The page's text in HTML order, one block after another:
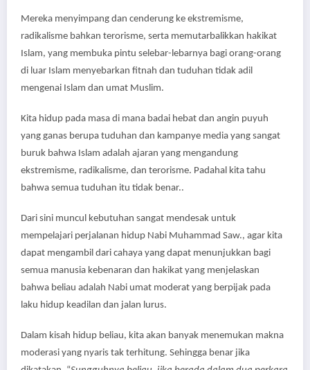
Mereka menyimpang dan cenderung ke ekstremisme,
radikalisme bahkan terorisme, serta memutarbalikkan hakikat
Islam, yang membuka pintu selebar-lebarnya bagi orang-orang
di luar Islam menyebarkan fitnah dan tuduhan tidak adil
mengenai Islam dan umat Muslim.
Kita hidup pada masa di mana badai hebat dan angin puyuh
yang ganas berupa tuduhan dan kampanye media yang sangat
buruk bahwa Islam adalah ajaran yang mengandung
ekstremisme, radikalisme, dan terorisme. Padahal kita tahu
bahwa semua tuduhan itu tidak benar..
Dari sini muncul kebutuhan sangat mendesak untuk
mempelajari perjalanan hidup Nabi Muhammad Saw., agar kita
dapat mengambil dari cahaya yang dapat menunjukkan bagi
semua manusia kebenaran dan hakikat yang menjelaskan
bahwa beliau adalah Nabi umat moderat yang berpijak pada
laku hidup keadilan dan jalan lurus.
Dalam kisah hidup beliau, kita akan banyak menemukan makna
moderasi yang nyaris tak terhitung. Sehingga benar jika